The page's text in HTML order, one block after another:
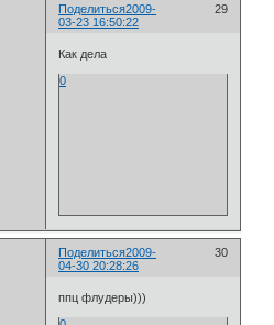
Поделиться 29
2009-
03-23 16:50:22
Как дела
0
Поделиться 30
2009-
04-30 20:28:26
ппц флудеры)))